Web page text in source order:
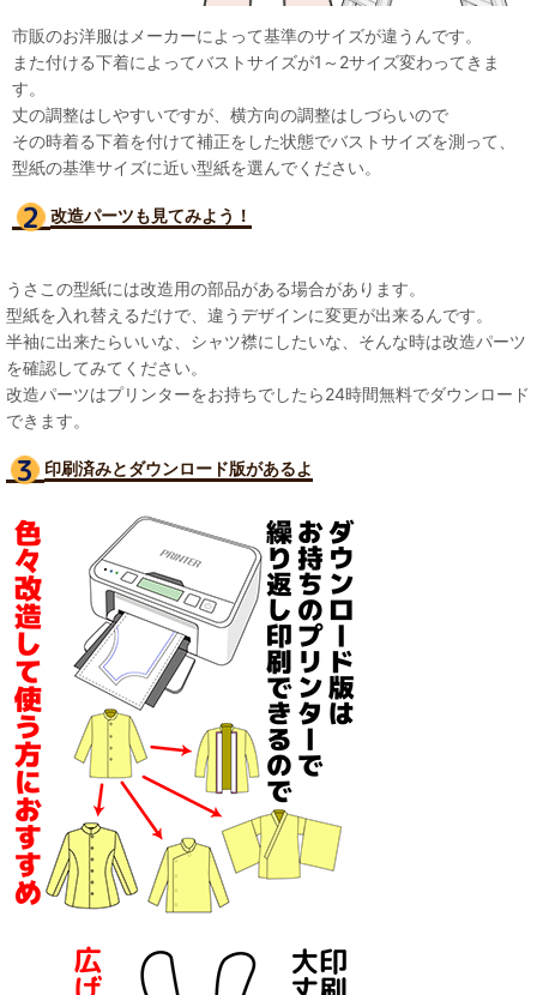
市販のお洋服はメーカーによって基準のサイズが違うんです。
また付ける下着によってバストサイズが1～2サイズ変わってきま
す。
丈の調整はしやすいですが、横方向の調整はしづらいので
その時着る下着を付けて補正をした状態でバストサイズを測って、
型紙の基準サイズに近い型紙を選んでください。
改造パーツも見てみよう！
うさこの型紙には改造用の部品がある場合があります。
型紙を入れ替えるだけで、違うデザインに変更が出来るんです。
半袖に出来たらいいな、シャツ襟にしたいな、そんな時は改造パーツ
を確認してみてください。
改造パーツはプリンターをお持ちでしたら24時間無料でダウンロード
できます。
印刷済みとダウンロード版があるよ